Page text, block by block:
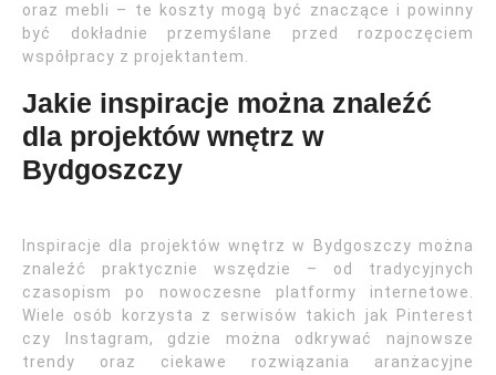
oraz mebli – te koszty mogą być znaczące i powinny
być dokładnie przemyślane przed rozpoczęciem
współpracy z projektantem.
Jakie inspiracje można znaleźć
dla projektów wnętrz w
Bydgoszczy
Inspiracje dla projektów wnętrz w Bydgoszczy można
znaleźć praktycznie wszędzie – od tradycyjnych
czasopism po nowoczesne platformy internetowe.
Wiele osób korzysta z serwisów takich jak Pinterest
czy Instagram, gdzie można odkrywać najnowsze
trendy oraz ciekawe rozwiązania aranżacyjne